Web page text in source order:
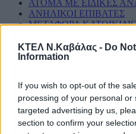
ΚΤΕΛ Ν.Καβάλας - Do
Information
If you wish to opt-out of the
processing of your personal
targeted advertising by us,
section to confirm your
ΑΤΟΜΑ ΜΕ ΕΙΔΙΚΕΣ
ΑΝΗΛΙΚΟΙ ΕΠΙΒΑΤΕΣ
ΜΕΤΑΦΟΡΑ
Πληροφορίες δρομολογίων
Κρατήσεις εισιτηρίων